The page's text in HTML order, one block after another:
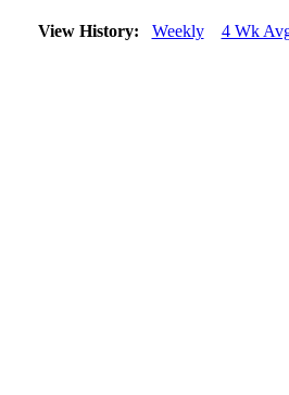
View History: Weekly 4 Wk